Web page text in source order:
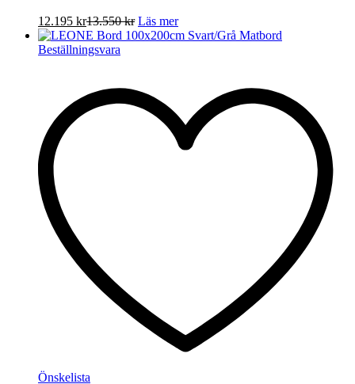
12.195 kr13.550kr Läs mer
Beställningsvara
Önskelista